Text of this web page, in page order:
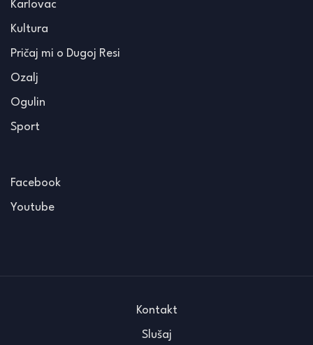
Karlovac
Kultura
Pričaj mi o Dugoj Resi
Ozalj
Ogulin
Sport
Facebook
Youtube
Kontakt
Slušaj